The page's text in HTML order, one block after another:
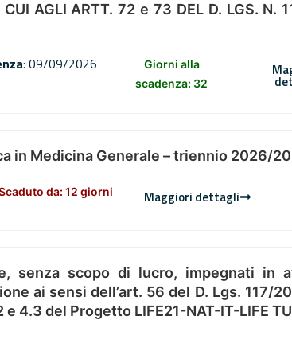
AGLI ARTT. 72 e 73 DEL D. LGS. N.
: 09/09/2026
Giorni alla
scadenza: 32
in Medicina Generale – triennio 2026/
da: 12 giorni Maggiori dettagli
senza scopo di lucro, impegnati in
ai sensi dell’art. 56 del D. Lgs. 117/
del Progetto LIFE21-NAT-IT-LIFE